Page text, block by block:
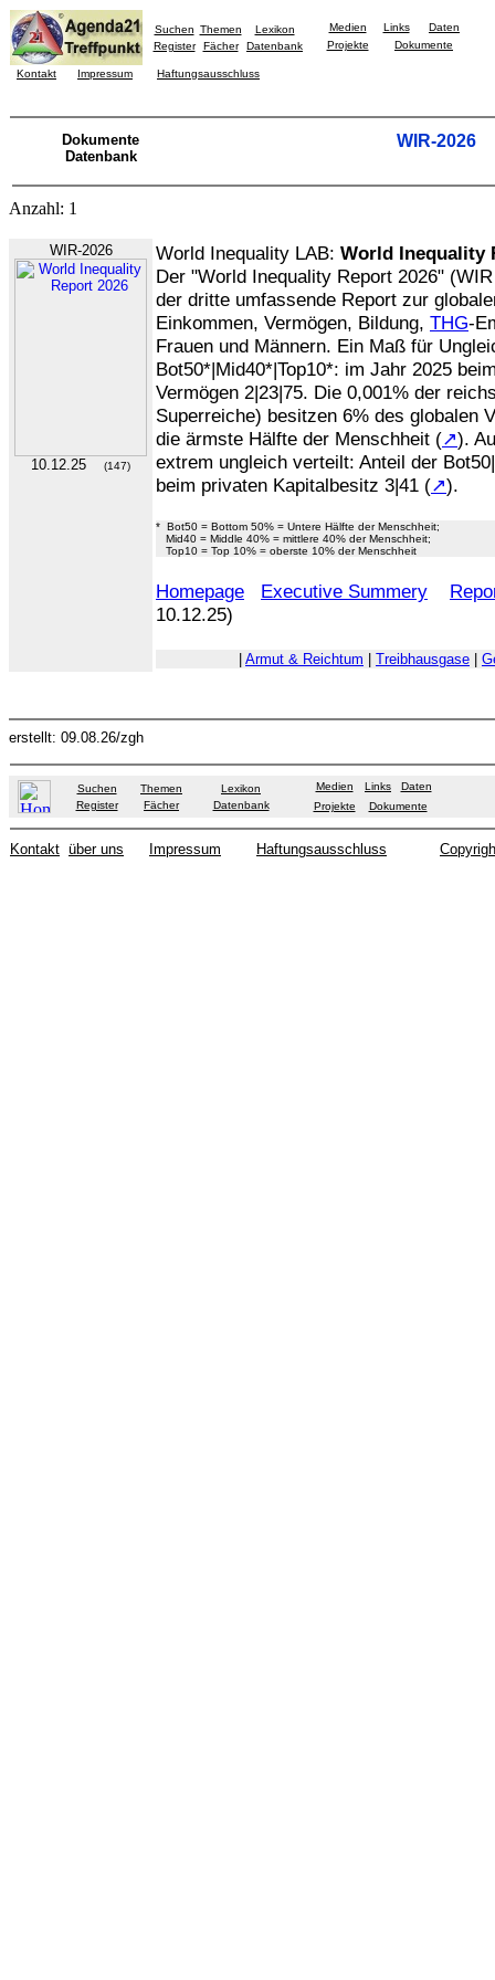
Suchen Themen
Lexikon
Register
Fächer Datenbank
Medien Links
Daten
Projekte
Dokumente
Kontakt Impressum Haftungsausschluss
Dokumente
Datenbank
WIR-2026
Anzahl: 1
WIR-2026
10.12.25 (147)
World Inequality LAB: World Inequality
Der "World Inequality Report 2026"
der dritte umfassende Report zur
Einkommen, Vermögen, Bildung, THG-
Frauen und Männern. Ein Maß für
Bot50*|Mid40*|Top10*: im Jahr 2025
Vermögen 2|23|75. Die 0,001% der
Superreiche) besitzen 6% des globalen
die ärmste Hälfte der Menschheit (↗).
extrem ungleich verteilt: Anteil der
beim privaten Kapitalbesitz 3|41 (↗).
* Bot50 = Bottom 50% = Untere Hälfte der Menschheit;
Mid40 = Middle 40% = mittlere 40% der Menschheit;
Top10 = Top 10% = oberste 10% der Menschheit
Homepage Executive Summery
10.12.25)
Armut & Reichtum Treibhausgase
erstellt: 09.08.26/zgh
Suchen Themen
Lexikon
Register
Fächer Datenbank
Medien Links
Daten
Projekte
Dokumente
Kontakt über uns Impressum Haftungsausschluss